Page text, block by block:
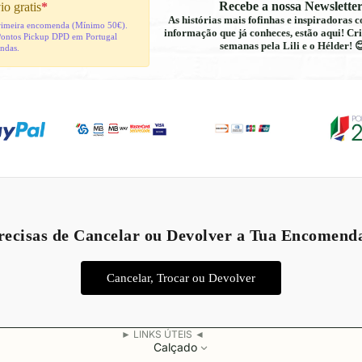
Calçado
gratis*
encomenda (Mínimo 50€).
Pickup DPD em Portugal
Recebe a nossa
As histórias mais fofinhas e inspiradoras
informação que já conheces, estão aqui!
semanas pela Lili e o Hélder!
de Cancelar ou Devolver a Tua
Cancelar, Trocar ou Devolver
► LINKS ÚTEIS ◄
Termos do serviço
Política de envio
Aviso legal